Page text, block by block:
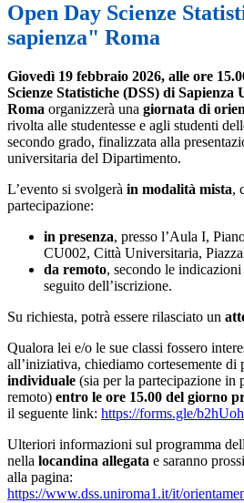
Open Day Scienze
sapienza" Roma
Giovedì 19 febbraio 2026, alle ore
Scienze Statistiche (DSS) di Sapienza
Roma organizzerà una giornata di
rivolta alle studentesse e agli studenti
secondo grado, finalizzata alla
universitaria del Dipartimento.
L’evento si svolgerà in modalità mista,
partecipazione:
in presenza, presso l’Aula I,
CU002, Città Universitaria,
da remoto, secondo le
seguito dell’iscrizione.
Su richiesta, potrà essere rilasciato un
Qualora lei e/o le sue classi fossero
all’iniziativa, chiediamo cortesemente di
individuale (sia per la partecipazione in
remoto) entro le ore 15.00 del giorno
il seguente link: https://forms.gle/
Ulteriori informazioni sul programma
nella locandina allegata e saranno
alla pagina:
https://www.dss.uniroma1.it/it/